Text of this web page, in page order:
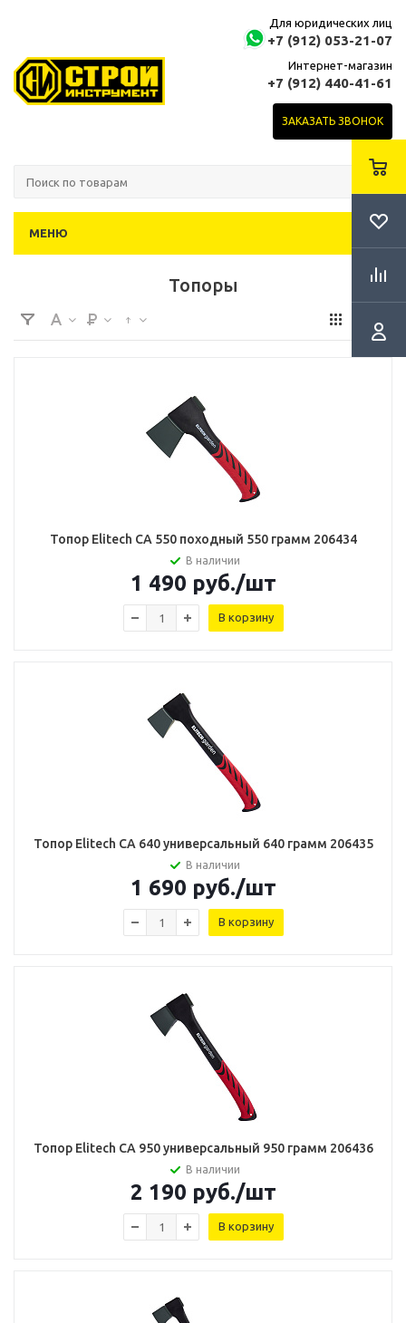
Для юридических лиц
+7 (912) 053-21-07
Интернет-магазин
+7 (912) 440-41-61
ЗАКАЗАТЬ ЗВОНОК
МЕНЮ
Топоры
Топор Elitech CA 550 походный 550 грамм 206434
В наличии
1 490 руб./шт
В корзину
Топор Elitech CA 640 универсальный 640 грамм 206435
В наличии
1 690 руб./шт
В корзину
Топор Elitech CA 950 универсальный 950 грамм 206436
В наличии
2 190 руб./шт
В корзину